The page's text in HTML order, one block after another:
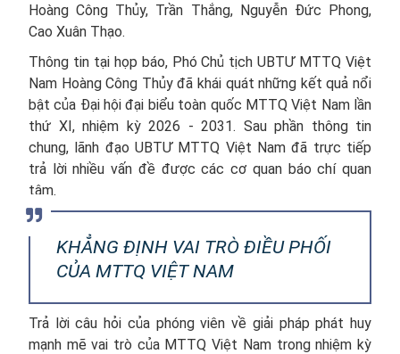
Hoàng Công Thủy, Trần Thắng, Nguyễn Đức Phong,
Cao Xuân Thạo.
Thông tin tại họp báo, Phó Chủ tịch UBTƯ MTTQ Việt
Nam Hoàng Công Thủy đã khái quát những kết quả nổi
bật của Đại hội đại biểu toàn quốc MTTQ Việt Nam lần
thứ XI, nhiệm kỳ 2026 - 2031. Sau phần thông tin
chung, lãnh đạo UBTƯ MTTQ Việt Nam đã trực tiếp
trả lời nhiều vấn đề được các cơ quan báo chí quan
tâm.
KHẲNG ĐỊNH VAI TRÒ ĐIỀU PHỐI
CỦA MTTQ VIỆT NAM
Trả lời câu hỏi của phóng viên về giải pháp phát huy
mạnh mẽ vai trò của MTTQ Việt Nam trong nhiệm kỳ